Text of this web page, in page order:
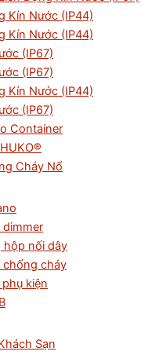
Kín Nước (IP44)
Kín Nước (IP44)
(IP67)
(IP67)
Kín Nước (IP44)
(IP67)
Container
Cháy Nổ
dimmer
hộp nối dây
chống cháy
kiện
Sạn